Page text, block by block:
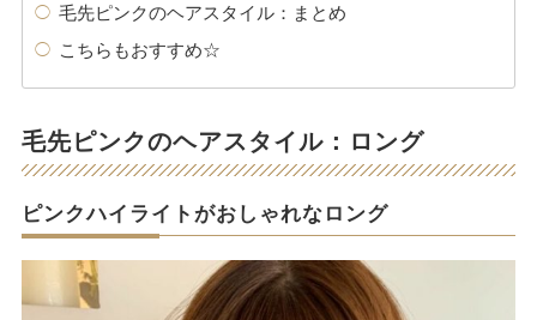
毛先ピンクのヘアスタイル：まとめ
こちらもおすすめ☆
毛先ピンクのヘアスタイル：ロング
ピンクハイライトがおしゃれなロング